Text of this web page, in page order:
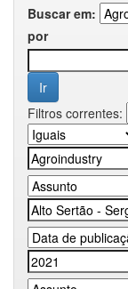
Buscar em:
por
Filtros correntes: